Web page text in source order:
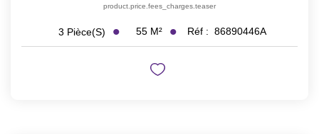
product.price.fees_charges.teaser
3 Pièce(s) 55 M² Réf : 86890446A